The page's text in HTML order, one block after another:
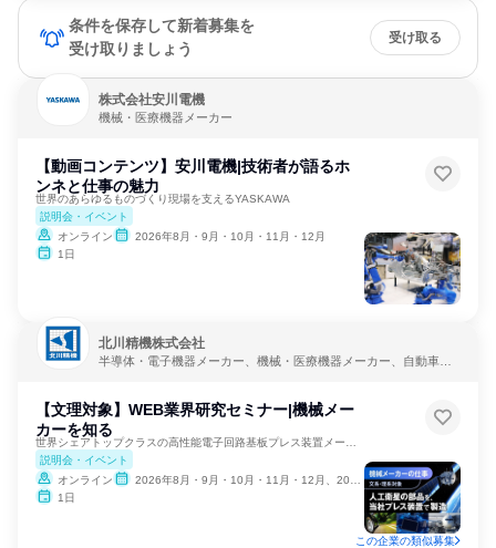
条件を保存して新着募集を
受け取りましょう
受け取る
株式会社安川電機
機械・医療機器メーカー
【動画コンテンツ】安川電機|技術者が語るホ
ンネと仕事の魅力
世界のあらゆるものづくり現場を支えるYASKAWA
説明会・イベント
オンライン
2026年8月・9月・10月・11月・12月
1日
北川精機株式会社
半導体・電子機器メーカー、機械・医療機器メーカー、自動車・
【文理対象】WEB業界研究セミナー|機械メー
カーを知る
説明会・イベント
オンライン
2026年8月・9月・10月・11月・12月、2027年1月
1日
この企業の類似募集